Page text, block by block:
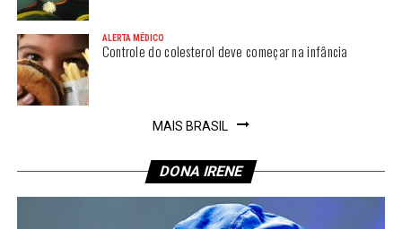
ALERTA MÉDICO
Controle do colesterol deve começar na infância
MAIS BRASIL
DONA IRENE